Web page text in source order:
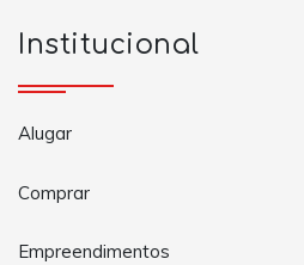
Institucional
Alugar
Comprar
Empreendimentos